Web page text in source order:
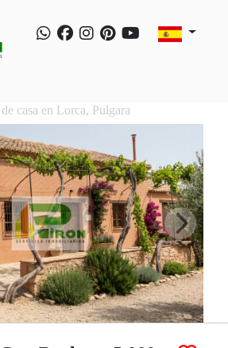
casa en Lorca, Pulgara